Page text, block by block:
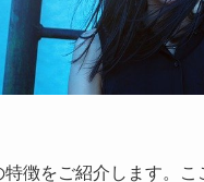
徴をご紹介します。